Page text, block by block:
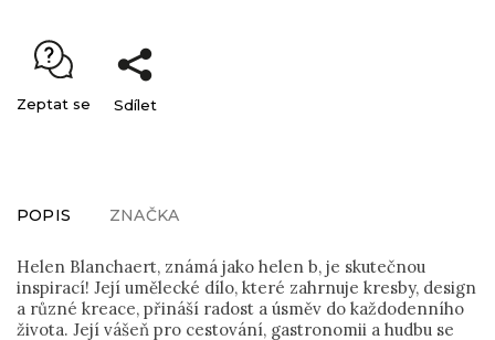
Zeptat se Sdílet
POPIS ZNAČKA
Helen Blanchaert, známá jako helen b, je skutečnou
inspirací! Její umělecké dílo, které zahrnuje kresby, design
a různé kreace, přináší radost a úsměv do každodenního
života. Její vášeň pro cestování, gastronomii a hudbu se